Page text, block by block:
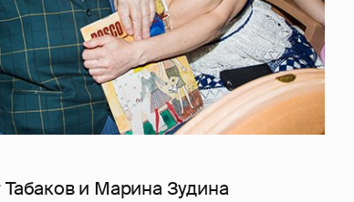
и Марина Зудина